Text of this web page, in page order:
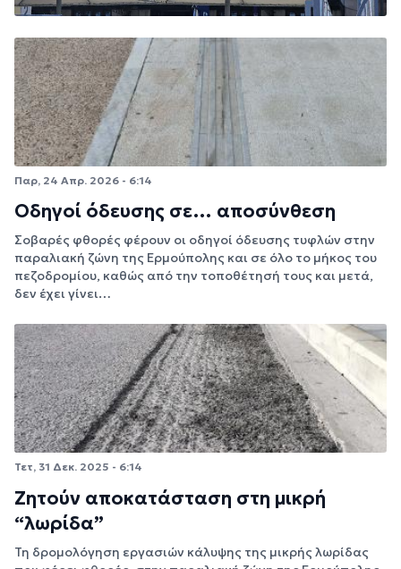
Παρ, 24 Απρ. 2026 - 6:14
Οδηγοί όδευσης σε… αποσύνθεση
Σοβαρές φθορές φέρουν οι οδηγοί όδευσης τυφλών στην
παραλιακή ζώνη της Ερμούπολης και σε όλο το μήκος του
πεζοδρομίου, καθώς από την τοποθέτησή τους και μετά,
δεν έχει γίνει…
Τετ, 31 Δεκ. 2025 - 6:14
Ζητούν αποκατάσταση στη μικρή
“λωρίδα”
Τη δρομολόγηση εργασιών κάλυψης της μικρής λωρίδας